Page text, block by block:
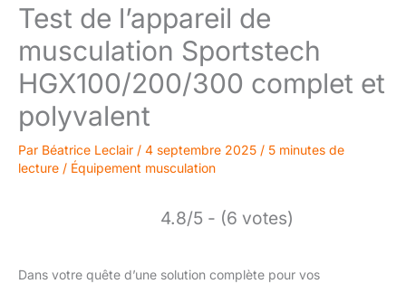
Test de l’appareil de
musculation Sportstech
HGX100/200/300 complet et
polyvalent
Par Béatrice Leclair / 4 septembre 2025 / 5 minutes de
lecture / Équipement musculation
4.8/5 - (6 votes)
Dans votre quête d’une solution complète pour vos